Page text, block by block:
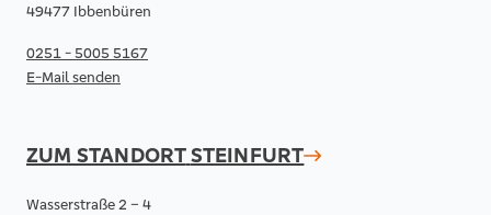
49477 Ibbenbüren
0251 - 5005 5167
E-Mail senden
ZUM STANDORTSTEINFURT
Wasserstraße 2 – 4